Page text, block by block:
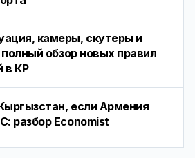
камеры, скутеры и
полный обзор новых правил
в КР
если Армения
разбор Economist